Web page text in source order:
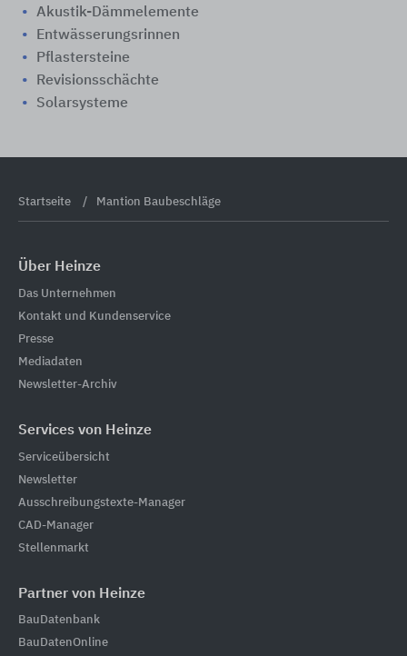
Akustik-Dämmelemente
Entwässerungsrinnen
Pflastersteine
Revisionsschächte
Solarsysteme
Startseite Mantion Baubeschläge
Über Heinze
Das Unternehmen
Kontakt und Kundenservice
Presse
Mediadaten
Newsletter-Archiv
Services von Heinze
Serviceübersicht
Newsletter
Ausschreibungstexte-Manager
CAD-Manager
Stellenmarkt
Partner von Heinze
BauDatenbank
BauDatenOnline